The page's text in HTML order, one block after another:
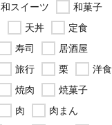
和スイーツ
和菓子
天丼
定食
寿司
居酒屋
旅行 栗
洋食
焼肉
焼菓子
肉
肉まん